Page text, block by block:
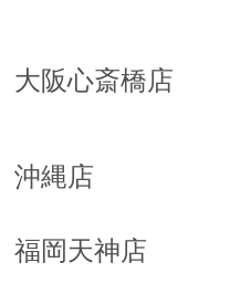
大阪心斎橋店
沖縄店
福岡天神店